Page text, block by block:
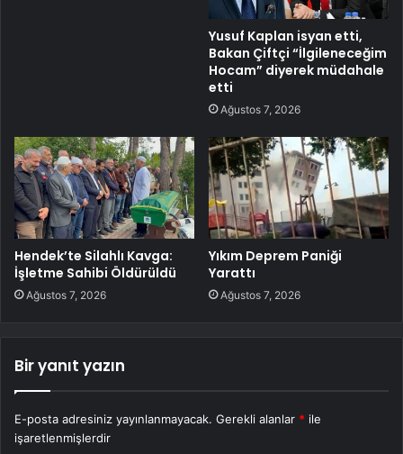
Yusuf Kaplan isyan etti,
Bakan Çiftçi “İlgileneceğim
Hocam” diyerek müdahale
etti
Ağustos 7, 2026
Hendek’te Silahlı Kavga:
İşletme Sahibi Öldürüldü
Ağustos 7, 2026
Yıkım Deprem Paniği
Yarattı
Ağustos 7, 2026
Bir yanıt yazın
E-posta adresiniz yayınlanmayacak. Gerekli alanlar * ile
işaretlenmişlerdir